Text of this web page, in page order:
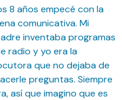
8 años empecé con la
comunicativa. Mi
inventaba programas
radio y yo era la
que no dejaba de
preguntas. Siempre
así que imagino que es